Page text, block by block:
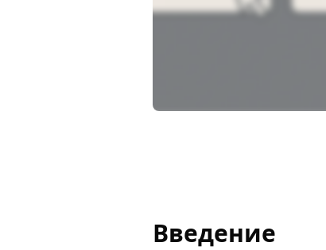
Введение